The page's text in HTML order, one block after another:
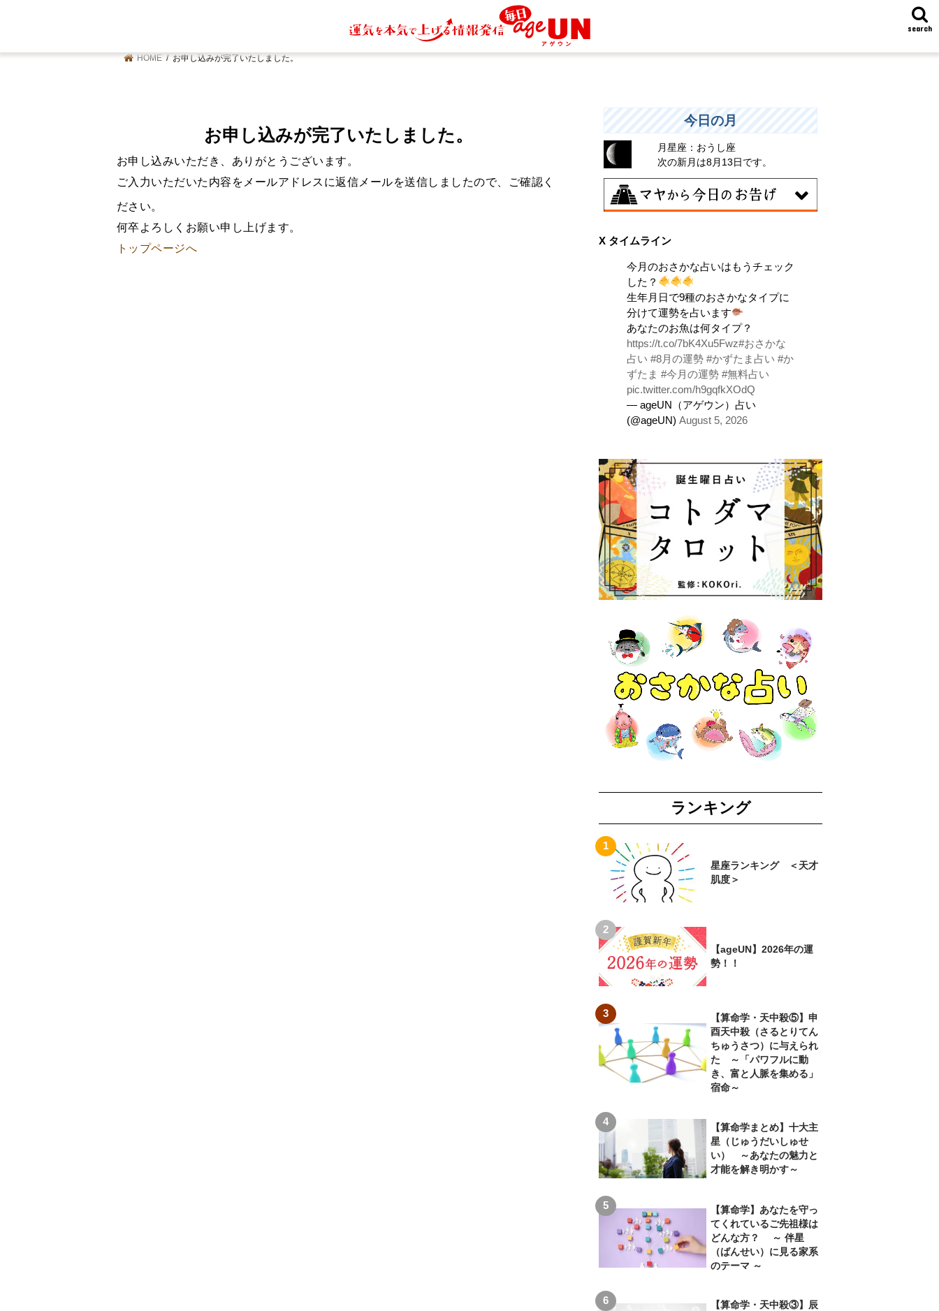
search
HOME お申し込みが完了いたしました。
お申し込みが完了いたしました。
お申し込みいただき、ありがとうございます。
ご入力いただいた内容をメールアドレスに返信メールを送信しましたので、ご確認く
ださい。
何卒よろしくお願い申し上げます。
トップページへ
今日の月
月星座：おうし座
次の新月は8月13日です。
伝統や歴史的な過去のやり方・道筋を踏襲
する日。あなたの直感で伝統を踏まえ、伝
統を乗り越えるひらめきを。
X タイムライン
今月のおさかな占いはもうチェック
した？
生年月日で9種のおさかなタイプに
分けて運勢を占います
あなたのお魚は何タイプ？
https://t.co/7bK4Xu5Fwz#おさかな
占い #8月の運勢 #かずたま占い #か
ずたま #今月の運勢 #無料占い
pic.twitter.com/h9gqfkXOdQ
— ageUN（アゲウン）占い
(@ageUN) August 5, 2026
ランキング
星座ランキング ＜天才
肌度＞
【ageUN】2026年の運
勢！！
【算命学・天中殺⑤】申
酉天中殺（さるとりてん
ちゅうさつ）に与えられ
た ～「パワフルに動
き、富と人脈を集める」
宿命～
【算命学まとめ】十大主
星（じゅうだいしゅせ
い） ～あなたの魅力と
才能を解き明かす～
【算命学】あなたを守っ
てくれているご先祖様は
どんな方？ ～ 伴星
（ばんせい）に見る家系
のテーマ ～
【算命学・天中殺③】辰